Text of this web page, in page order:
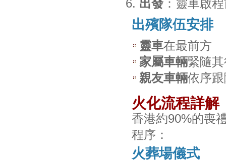
出發 ：靈車啟
出殯隊伍安排
靈車在最前方
家屬車輛緊隨
親友車輛依序
火化流程詳解
香港約90%的喪
程序：
火葬場儀式